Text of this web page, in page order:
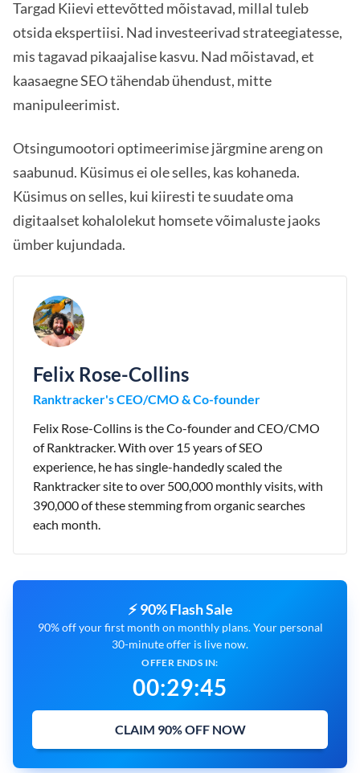
Targad Kiievi ettevõtted mõistavad, millal tuleb
otsida ekspertiisi. Nad investeerivad strateegiatesse,
mis tagavad pikaajalise kasvu. Nad mõistavad, et
kaasaegne SEO tähendab ühendust, mitte
manipuleerimist.
Otsingumootori optimeerimise järgmine areng on
saabunud. Küsimus ei ole selles, kas kohaneda.
Küsimus on selles, kui kiiresti te suudate oma
digitaalset kohalolekut homsete võimaluste jaoks
ümber kujundada.
Felix Rose-Collins
Ranktracker's CEO/CMO & Co-founder
Felix Rose-Collins is the Co-founder and CEO/CMO
of Ranktracker. With over 15 years of SEO
experience, he has single-handedly scaled the
Ranktracker site to over 500,000 monthly visits, with
390,000 of these stemming from organic searches
each month.
⚡ 90% Flash Sale
90% off your first month on monthly plans. Your personal
30-minute offer is live now.
OFFER ENDS IN:
00:29:43
CLAIM 90% OFF NOW